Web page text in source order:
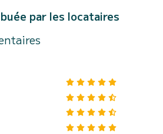
par les locataires